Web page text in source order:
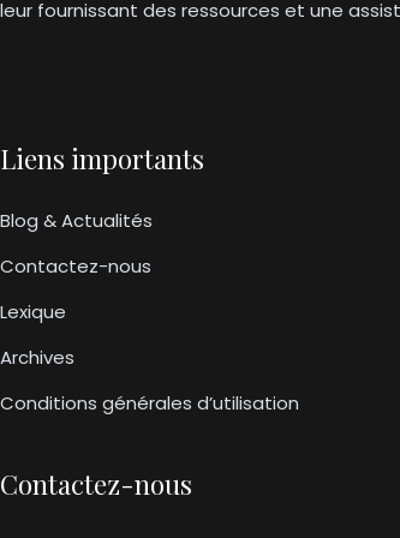
leur fournissant des ressources et une
Liens importants
Blog & Actualités
Contactez-nous
Lexique
Archives
Conditions générales d’utilisation
Contactez-nous